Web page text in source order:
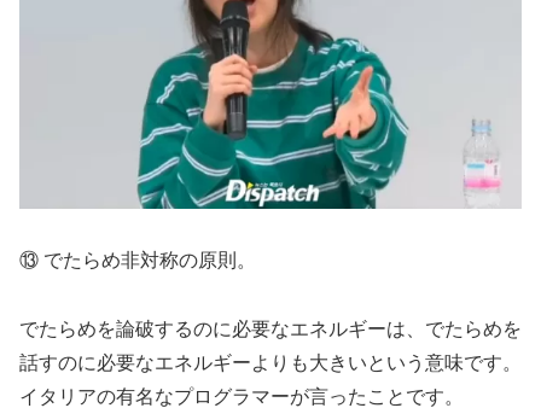
⑬ でたらめ非対称の原則。
でたらめを論破するのに必要なエネルギーは、でたらめを
話すのに必要なエネルギーよりも大きいという意味です。
イタリアの有名なプログラマーが言ったことです。